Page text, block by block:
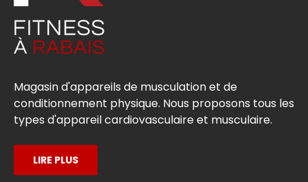
Magasin d'appareils de musculation et de
conditionnement physique. Nous proposons tous les
types d'appareil cardiovasculaire et musculaire.
LIRE PLUS